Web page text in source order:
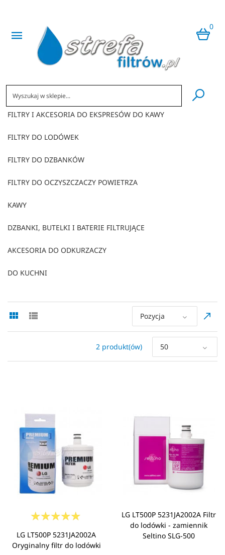
0
​
FILTRY I AKCESORIA DO EKSPRESÓW DO KAWY
FILTRY DO LODÓWEK
FILTRY DO DZBANKÓW
FILTRY DO OCZYSZCZACZY POWIETRZA
KAWY
DZBANKI, BUTELKI I BATERIE FILTRUJĄCE
AKCESORIA DO ODKURZACZY
DO KUCHNI
Pozycja
2 produkt(ów) 50
LG LT500P 5231JA2002A
Oryginalny filtr do lodówki
LG LT500P 5231JA2002A Filtr
do lodówki - zamiennik
Seltino SLG-500